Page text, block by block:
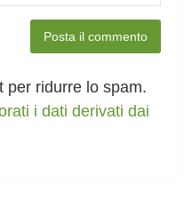
per ridurre lo spam.
i dati derivati dai